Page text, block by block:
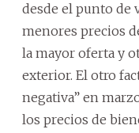
desde el punto de
menores precios
la mayor oferta y
exterior. El otro
negativa” en
los precios de